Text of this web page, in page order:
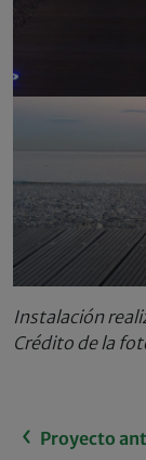
Instalación
Crédito de la
Proyecto